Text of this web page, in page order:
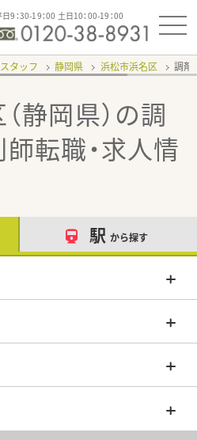
日9：30-19：00 土日10：00-19：00
タッフ 静岡県 浜松市浜名区 調剤
静岡県）の調
転職・求人情
駅 から探す